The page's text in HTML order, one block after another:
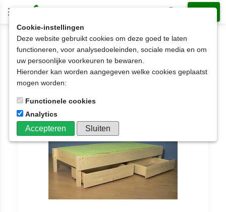
2-persoonsbedden met laden
2 persoonsbedden met laden
2 persoonsbedden met laden
Aantal artikelen: 48
Cookie-instellingen
Deze website gebruikt cookies om deze goed te laten
functioneren, voor analysedoeleinden, sociale media en om
uw persoonlijke voorkeuren te bewaren.
Hieronder kan worden aangegeven welke cookies geplaatst
mogen worden:
Functionele cookies
Analytics
Accepteren Sluiten